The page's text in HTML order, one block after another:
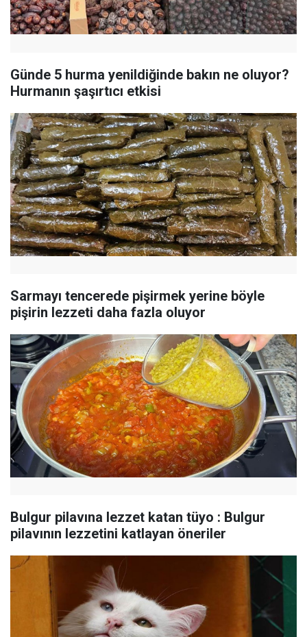
Günde 5 hurma yenildiğinde bakın ne oluyor?
Hurmanın şaşırtıcı etkisi
Sarmayı tencerede pişirmek yerine böyle
pişirin lezzeti daha fazla oluyor
Bulgur pilavına lezzet katan tüyo : Bulgur
pilavının lezzetini katlayan öneriler